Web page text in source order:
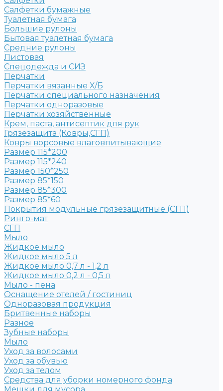
Салфетки бумажные
Туалетная бумага
Большие рулоны
Бытовая туалетная бумага
Средние рулоны
Листовая
Спецодежда и СИЗ
Перчатки
Перчатки вязанные Х/Б
Перчатки специального назначения
Перчатки одноразовые
Перчатки хозяйственные
Крем, паста, антисептик для рук
Грязезащита (Ковры,СГП)
Ковры ворсовые влаговпитывающие
Размер 115*200
Размер 115*240
Размер 150*250
Размер 85*150
Размер 85*300
Размер 85*60
Покрытия модульные грязезащитные (СГП)
Ринго-мат
СГП
Мыло
Жидкое мыло
Жидкое мыло 5 л
Жидкое мыло 0,7 л - 1,2 л
Жидкое мыло 0,2 л - 0,5 л
Мыло - пена
Оснащение отелей / гостиниц
Одноразовая продукция
Бритвенные наборы
Разное
Зубные наборы
Мыло
Уход за волосами
Уход за обувью
Уход за телом
Средства для уборки номерного фонда